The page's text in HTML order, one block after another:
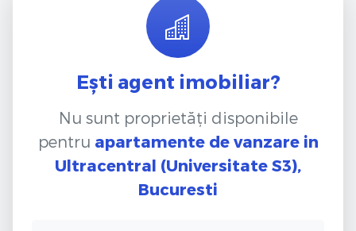
Ești agent imobiliar?
Nu sunt proprietăți disponibile
pentru apartamente de vanzare in
Ultracentral (Universitate S3),
Bucuresti